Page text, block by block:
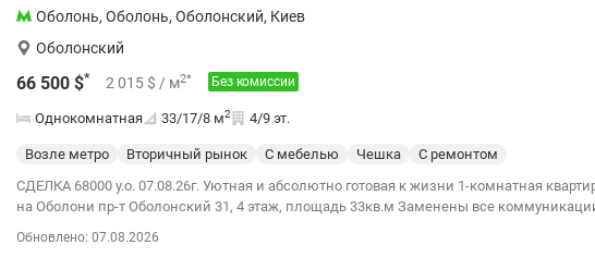
Оболонь, Оболонь, Оболонский, Киев
Оболонский
66 500 $* 2 015 $ / м2* Без комиссии
Однокомнатная 33/17/8 м2 4/9 эт.
Возле метро Вторичный рынок С мебелью Чешка
С ремонтом
СДЕЛКА 68000 у.о. 07.08.26г. Уютная и абсолютно готовая к жизни 1-комнатная
на Оболони пр-т Оболонский 31, 4 этаж, площадь 33кв.м Заменены все коммуникации. Счетчики
Обновлено: 07.08.2026